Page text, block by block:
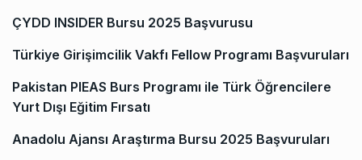
ÇYDD INSIDER Bursu 2025 Başvurusu
Türkiye Girişimcilik Vakfı Fellow Programı Başvuruları
Pakistan PIEAS Burs Programı ile Türk Öğrencilere
Yurt Dışı Eğitim Fırsatı
Anadolu Ajansı Araştırma Bursu 2025 Başvuruları